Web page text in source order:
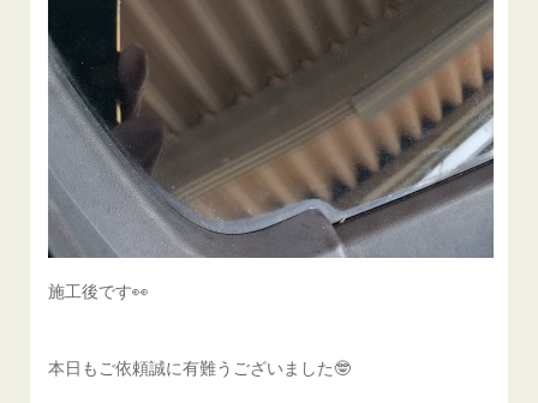
施工後です👀
本日もご依頼誠に有難うございました🤓